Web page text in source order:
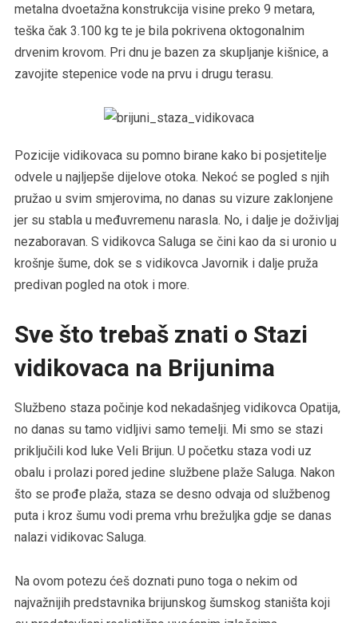
metalna dvoetažna konstrukcija visine preko 9 metara,
teška čak 3.100 kg te je bila pokrivena oktogonalnim
drvenim krovom. Pri dnu je bazen za skupljanje kišnice, a
zavojite stepenice vode na prvu i drugu terasu.
Pozicije vidikovaca su pomno birane kako bi posjetitelje
odvele u najljepše dijelove otoka. Nekoć se pogled s njih
pružao u svim smjerovima, no danas su vizure zaklonjene
jer su stabla u međuvremenu narasla. No, i dalje je doživljaj
nezaboravan. S vidikovca Saluga se čini kao da si uronio u
krošnje šume, dok se s vidikovca Javornik i dalje pruža
predivan pogled na otok i more.
Sve što trebaš znati o Stazi
vidikovaca na Brijunima
Službeno staza počinje kod nekadašnjeg vidikovca Opatija,
no danas su tamo vidljivi samo temelji. Mi smo se stazi
priključili kod luke Veli Brijun. U početku staza vodi uz
obalu i prolazi pored jedine službene plaže Saluga. Nakon
što se prođe plaža, staza se desno odvaja od službenog
puta i kroz šumu vodi prema vrhu brežuljka gdje se danas
nalazi vidikovac Saluga.
Na ovom potezu ćeš doznati puno toga o nekim od
najvažnijih predstavnika brijunskog šumskog staništa koji